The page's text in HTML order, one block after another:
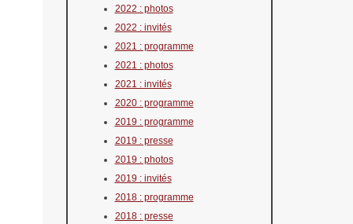
2022 : photos
2022 : invités
2021 : programme
2021 : photos
2021 : invités
2020 : programme
2019 : programme
2019 : presse
2019 : photos
2019 : invités
2018 : programme
2018 : presse